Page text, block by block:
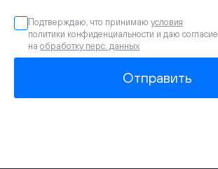
Подтверждаю, что принимаю условия
политики конфиденциальности и даю согласие
на обработку перс. данных
Отправить